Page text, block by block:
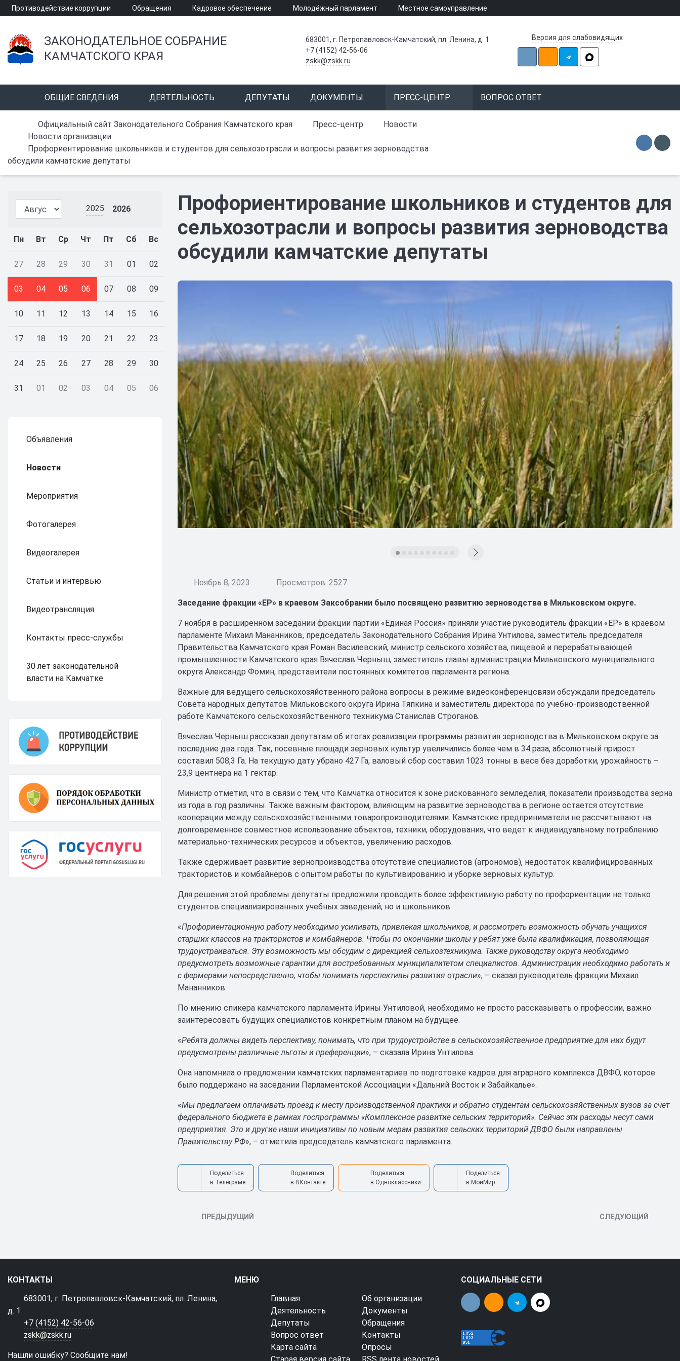
Противодействие коррупции Обращения Кадровое обеспечение Молодёжный парламент Местное самоуправление
ЗАКОНОДАТЕЛЬНОЕ СОБРАНИЕ
КАМЧАТСКОГО КРАЯ
683001, г. Петропавловск-Камчатский, пл. Ленина, д. 1
+7 (4152) 42-56-06
zskk@zskk.ru
Версия для слабовидящих
ОБЩИЕ СВЕДЕНИЯ ДЕЯТЕЛЬНОСТЬ ДЕПУТАТЫ ДОКУМЕНТЫ ПРЕСС-ЦЕНТР ВОПРОС ОТВЕТ
Официальный сайт Законодательного Собрания Камчатского края Пресс-центр
Новости
Новости организации
Профориентирование школьников и студентов для сельхозотрасли и вопросы развития зерноводства
обсудили камчатские депутаты
2025 2026
Пн Вт Ср Чт Пт Сб Вс
27 28 29 30 31 01 02
03 04 05 06 07 08 09
10 11 12 13 14 15 16
17 18 19 20 21 22 23
24 25 26 27 28 29 30
31 01 02 03 04 05 06
Объявления
Новости
Мероприятия
Фотогалерея
Видеогалерея
Статьи и интервью
Видеотрансляция
Контакты пресс-службы
30 лет законодательной
власти на Камчатке
Профориентирование школьников и студентов для
сельхозотрасли и вопросы развития зерноводства
обсудили камчатские депутаты
Ноябрь 8, 2023 Просмотров: 2527
Заседание фракции «ЕР» в краевом Заксобрании было посвящено развитию зерноводства в Мильковском округе.
7 ноября в расширенном заседании фракции партии «Единая Россия» приняли участие руководитель фракции «ЕР» в краевом
парламенте Михаил Мананников, председатель Законодательного Собрания Ирина Унтилова, заместитель председателя
Правительства Камчатского края Роман Василевский, министр сельского хозяйства, пищевой и перерабатывающей
промышленности Камчатского края Вячеслав Черныш, заместитель главы администрации Мильковского муниципального
округа Александр Фомин, представители постоянных комитетов парламента региона.
Важные для ведущего сельскохозяйственного района вопросы в режиме видеоконференцсвязи обсуждали председатель
Совета народных депутатов Мильковского округа Ирина Тяпкина и заместитель директора по учебно-производственной
работе Камчатского сельскохозяйственного техникума Станислав Строганов.
Вячеслав Черныш рассказал депутатам об итогах реализации программы развития зерноводства в Мильковском округе за
последние два года. Так, посевные площади зерновых культур увеличились более чем в 34 раза, абсолютный прирост
составил 508,3 Га. На текущую дату убрано 427 Га, валовый сбор составил 1023 тонны в весе без доработки, урожайность –
23,9 центнера на 1 гектар.
Министр отметил, что в связи с тем, что Камчатка относится к зоне рискованного земледелия, показатели производства зерна
из года в год различны. Также важным фактором, влияющим на развитие зерноводства в регионе остается отсутствие
кооперации между сельскохозяйственными товаропроизводителями. Камчатские предприниматели не рассчитывают на
долговременное совместное использование объектов, техники, оборудования, что ведет к индивидуальному потреблению
материально-технических ресурсов и объектов, увеличению расходов.
Также сдерживает развитие зернопроизводства отсутствие специалистов (агрономов), недостаток квалифицированных
трактористов и комбайнеров с опытом работы по культивированию и уборке зерновых культур.
Для решения этой проблемы депутаты предложили проводить более эффективную работу по профориентации не только
студентов специализированных учебных заведений, но и школьников.
«Профориентационную работу необходимо усиливать, привлекая школьников, и рассмотреть возможность обучать учащихся
старших классов на трактористов и комбайнеров. Чтобы по окончании школы у ребят уже была квалификация, позволяющая
трудоустраиваться. Эту возможность мы обсудим с дирекцией сельхозтехникума. Также руководству округа необходимо
предусмотреть возможные гарантии для востребованных муниципалитетом специалистов. Администрации необходимо работать и
с фермерами непосредственно, чтобы понимать перспективы развития отрасли», – сказал руководитель фракции Михаил
Мананников.
По мнению спикера камчатского парламента Ирины Унтиловой, необходимо не просто рассказывать о профессии, важно
заинтересовать будущих специалистов конкретным планом на будущее.
«Ребята должны видеть перспективу, понимать, что при трудоустройстве в сельскохозяйственное предприятие для них будут
предусмотрены различные льготы и преференции», – сказала Ирина Унтилова.
Она напомнила о предложении камчатских парламентариев по подготовке кадров для аграрного комплекса ДВФО, которое
было поддержано на заседании Парламентской Ассоциации «Дальний Восток и Забайкалье».
«Мы предлагаем оплачивать проезд к месту производственной практики и обратно студентам сельскохозяйственных вузов за счет
федерального бюджета в рамках госпрограммы «Комплексное развитие сельских территорий». Сейчас эти расходы несут сами
предприятия. Это и другие наши инициативы по новым мерам развития сельских территорий ДВФО были направлены
Правительству РФ», – отметила председатель камчатского парламента.
Поделиться
в Телеграме
Поделиться
в ВКонтакте
Поделиться
в Одноклассники
Поделиться
в МойМир
ПРЕДЫДУЩИЙ СЛЕДУЮЩИЙ
КОНТАКТЫ
683001, г. Петропавловск-Камчатский, пл. Ленина,
д. 1
+7 (4152) 42-56-06
zskk@zskk.ru
Нашли ошибку? Сообщите нам!
МЕНЮ
Главная
Об организации
Деятельность
Документы
Депутаты
Обращения
Вопрос ответ
Контакты
Карта сайта
Опросы
СОЦИАЛЬНЫЕ СЕТИ